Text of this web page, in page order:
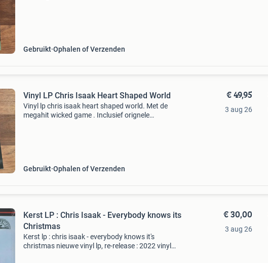
Gebruikt Ophalen of Verzenden
Vinyl LP Chris Isaak Heart Shaped World
Vinyl lp chris isaak heart shaped world. Met de
megahit wicked game . Inclusief orignele
Gebruikt Ophalen of Verzenden
€ 49,95
3 aug 26
Kerst LP : Chris Isaak - Everybody knows its
Christmas
Kerst lp : chris isaak - everybody knows it's
christmas nieuwe vinyl lp, re-release : 2022 vinyl
€ 30,00
3 aug 26